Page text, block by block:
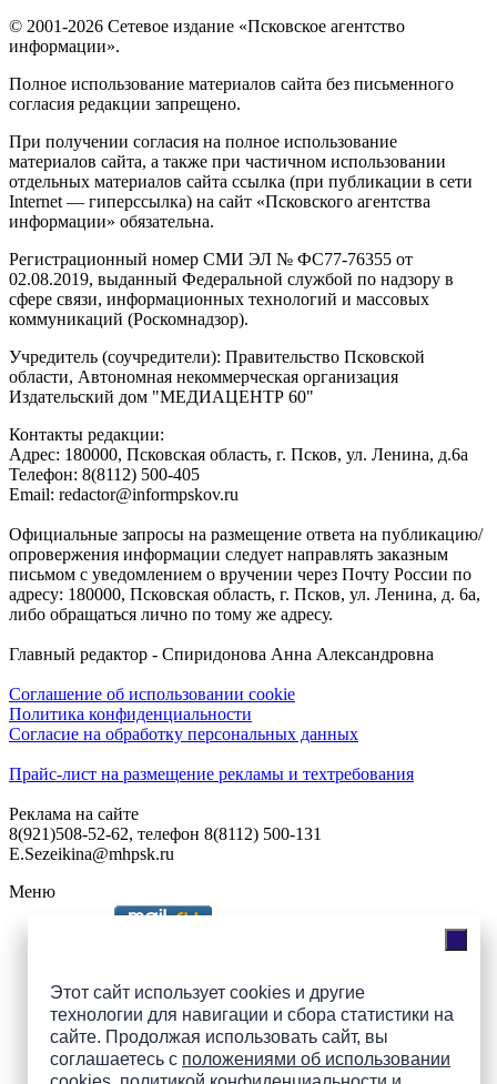
Этот сайт использует cookies и другие
технологии для навигации и сбора статистики на
сайте. Продолжая использовать сайт, вы
соглашаетесь с положениями об использовании
© 2001-2026 Сетевое издание «Псковское агентство
информации».
Полное использование материалов сайта без письменного
согласия редакции запрещено.
При получении согласия на полное использование
материалов сайта, а также при частичном использовании
отдельных материалов сайта ссылка (при публикации в сети
Internet — гиперссылка) на сайт «Псковского агентства
информации» обязательна.
Регистрационный номер СМИ ЭЛ № ФС77-76355 от
02.08.2019, выданный Федеральной службой по надзору в
сфере связи, информационных технологий и массовых
коммуникаций (Роскомнадзор).
Учредитель (соучредители): Правительство Псковской
области, Автономная некоммерческая организация
Издательский дом "МЕДИАЦЕНТР 60"
Контакты редакции:
Адреc: 180000, Псковская область, г. Псков, ул. Ленина, д.6а
Телефон: 8(8112) 500-405
Email: redactor@informpskov.ru
Официальные запросы на размещение ответа на публикацию/
опровержения информации следует направлять заказным
письмом с уведомлением о вручении через Почту России по
адресу: 180000, Псковская область, г. Псков, ул. Ленина, д. 6а,
либо обращаться лично по тому же адресу.
Главный редактор - Спиридонова Анна Александровна
Соглашение об использовании cookie
Политика конфиденциальности
Согласие на обработку персональных данных
Прайс-лист на размещение рекламы и техтребования
Реклама на сайте
8(921)508-52-62, телефон 8(8112) 500-131
E.Sezeikina@mhpsk.ru
Меню
Подпишись на группы
ПАИ в соцсетях!